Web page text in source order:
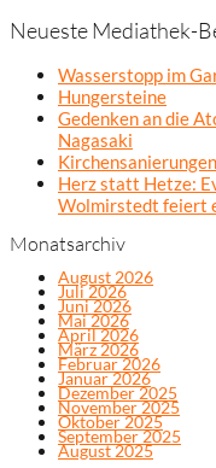
Neueste Mediathek-
Wasserstopp im
Hungersteine
Gedenken an die
Nagasaki
Herz statt Hetze:
Wolmirstedt feiert
Monatsarchiv
August 2026
Juli 2026
Juni 2026
Mai 2026
April 2026
März 2026
Februar 2026
Januar 2026
Dezember 2025
November 2025
Oktober 2025
September 2025
August 2025